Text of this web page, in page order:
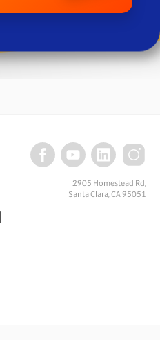
2905 Homestead Rd,
Santa Clara, CA 95051